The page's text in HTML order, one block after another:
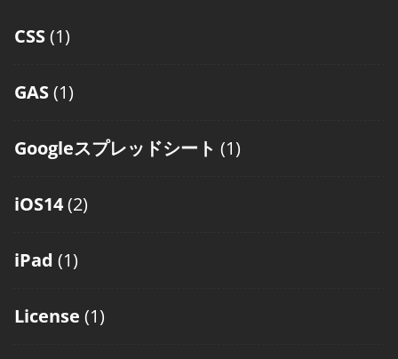
CSS(1)
GAS(1)
Googleスプレッドシート (1)
iOS14(2)
iPad (1)
License (1)